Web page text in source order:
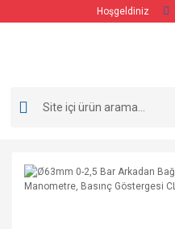
Hoşgeldiniz